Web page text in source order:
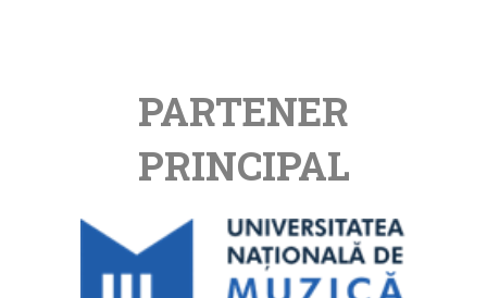
PARTENER
PRINCIPAL